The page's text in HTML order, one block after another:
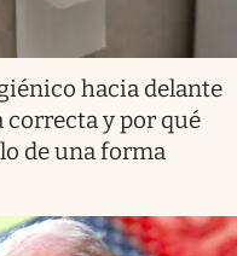
hacia delante
correcta y por qué
de una forma